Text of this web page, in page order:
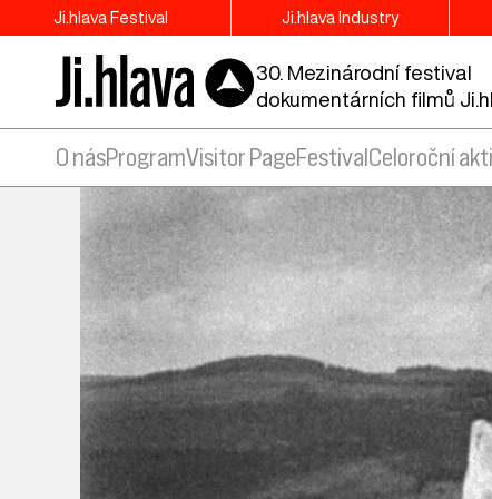
Ji.hlava Festival Ji.hlava Industry
30. Mezinárodní festival
dokumentárních filmů
O násProgramVisitor PageFestival Celoroční